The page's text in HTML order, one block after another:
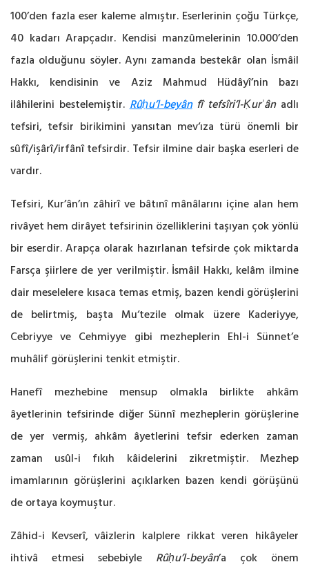
100’den fazla eser kaleme almıştır. Eserlerinin çoğu Türkçe,
40 kadarı Arapçadır. Kendisi manzûmelerinin 10.000’den
fazla olduğunu söyler. Aynı zamanda bestekâr olan İsmâil
Hakkı, kendisinin ve Aziz Mahmud Hüdâyî’nin bazı
ilâhilerini bestelemiştir. Rûḥu’l-beyânfî tefsîri’l-Ḳurʾânadlı
tefsiri, tefsir birikimini yansıtan mev‘ıza türü önemli bir
sûfî/işârî/irfânî tefsirdir. Tefsir ilmine dair başka eserleri de
vardır.
Tefsiri, Kur’ân’ın zâhirî ve bâtınî mânâlarını içine alan hem
rivâyet hem dirâyet tefsirinin özelliklerini taşıyan çok yönlü
bir eserdir. Arapça olarak hazırlanan tefsirde çok miktarda
Farsça şiirlere de yer verilmiştir. İsmâil Hakkı, kelâm ilmine
dair meselelere kısaca temas etmiş, bazen kendi görüşlerini
de belirtmiş, başta Mu‘tezile olmak üzere Kaderiyye,
Cebriyye ve Cehmiyye gibi mezheplerin Ehl-i Sünnet’e
muhâlif görüşlerini tenkit etmiştir.
Hanefî mezhebine mensup olmakla birlikte ahkâm
âyetlerinin tefsirinde diğer Sünnî mezheplerin görüşlerine
de yer vermiş, ahkâm âyetlerini tefsir ederken zaman
zaman usûl-i fıkıh kâidelerini zikretmiştir. Mezhep
imamlarının görüşlerini açıklarken bazen kendi görüşünü
de ortaya koymuştur.
Zâhid-i Kevserî, vâizlerin kalplere rikkat veren hikâyeler
ihtivâ etmesi sebebiyle Rûḥu’l-beyân’a çok önem